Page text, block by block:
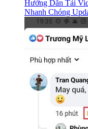
Hướng Dẫn Tải
Nhanh Chóng